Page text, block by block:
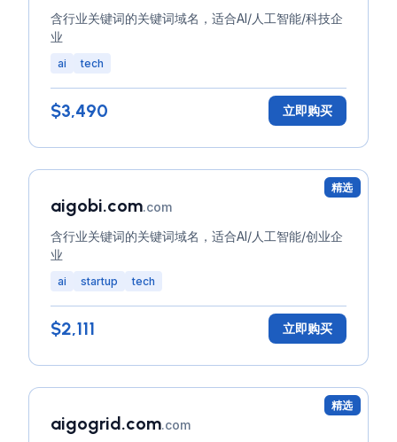
含行业关键词的关键词域名，适合AI/人工智能/科技企
业
ai tech
$3,490 立即购买
精选
aigobi.com.com
含行业关键词的关键词域名，适合AI/人工智能/创业企
业
ai startup tech
$2,111 立即购买
精选
aigogrid.com.com